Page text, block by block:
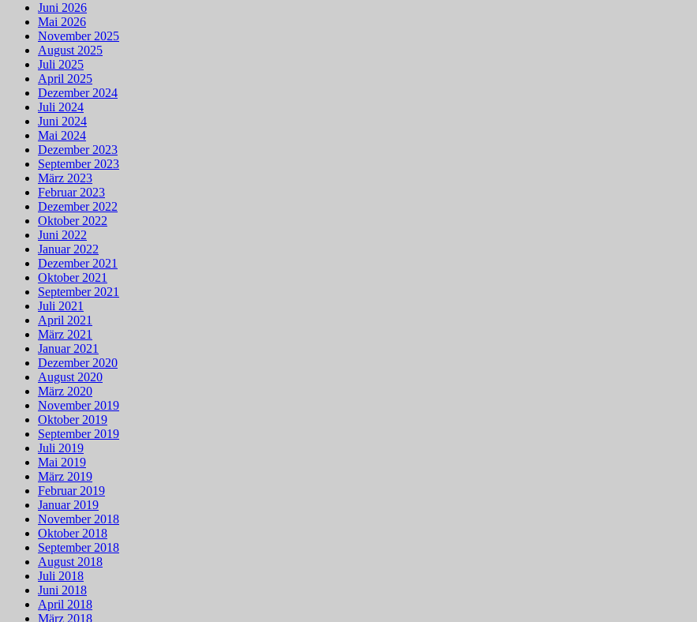
Juni 2026
Mai 2026
November 2025
August 2025
Juli 2025
April 2025
Dezember 2024
Juli 2024
Juni 2024
Mai 2024
Dezember 2023
September 2023
März 2023
Februar 2023
Dezember 2022
Oktober 2022
Juni 2022
Januar 2022
Dezember 2021
Oktober 2021
September 2021
Juli 2021
April 2021
März 2021
Januar 2021
Dezember 2020
August 2020
März 2020
November 2019
Oktober 2019
September 2019
Juli 2019
Mai 2019
März 2019
Februar 2019
Januar 2019
November 2018
Oktober 2018
September 2018
August 2018
Juli 2018
Juni 2018
April 2018
März 2018